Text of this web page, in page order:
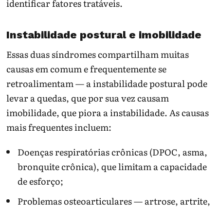
identificar fatores tratáveis.
Instabilidade postural e imobilidade
Essas duas síndromes compartilham muitas
causas em comum e frequentemente se
retroalimentam — a instabilidade postural pode
levar a quedas, que por sua vez causam
imobilidade, que piora a instabilidade. As causas
mais frequentes incluem:
Doenças respiratórias crônicas (DPOC, asma,
bronquite crônica), que limitam a capacidade
de esforço;
Problemas osteoarticulares — artrose, artrite,